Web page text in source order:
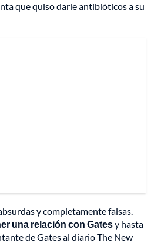
que quiso darle antibióticos a su
y completamente falsas.
una relación con Gatesy hasta
de Gates al diario The New